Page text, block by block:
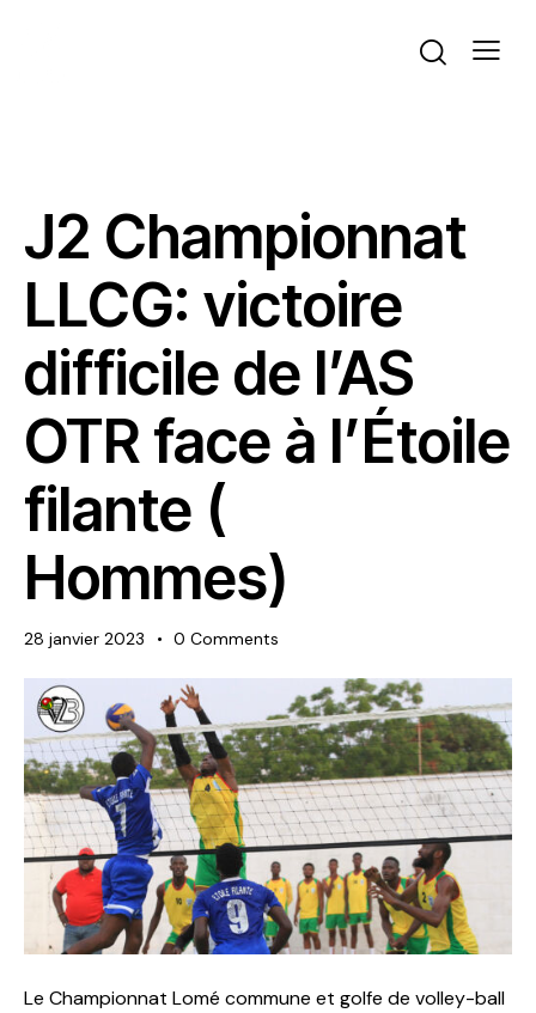
J2 Championnat
LLCG: victoire
difficile de l’AS
OTR face à l’Étoile
filante (
Hommes)
28 janvier 2023 0 Comments
Le Championnat Lomé commune et golfe de volley-ball